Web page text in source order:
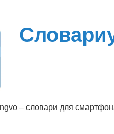
– словари для